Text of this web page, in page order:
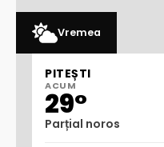
Vremea
PITEȘTI
ACUM
29°
Parțial noros